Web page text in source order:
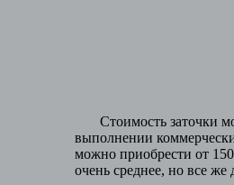
Стоимость заточки
выполнении
можно приобрести от
очень среднее, но все же